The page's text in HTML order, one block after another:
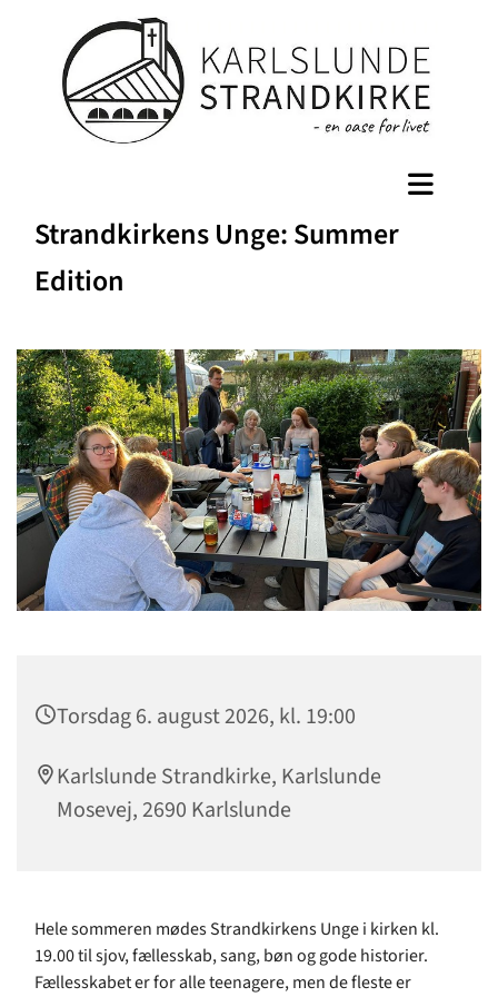
Strandkirkens Unge: Summer
Edition
Torsdag 6. august 2026, kl. 19:00
Karlslunde Strandkirke, Karlslunde
Mosevej, 2690 Karlslunde
Hele sommeren mødes Strandkirkens Unge i kirken kl.
19.00 til sjov, fællesskab, sang, bøn og gode historier.
Fællesskabet er for alle teenagere, men de fleste er